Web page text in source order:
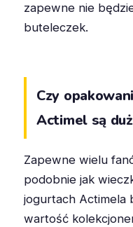
zapewne nie
buteleczek.
Czy
Actimel są
Zapewne wielu
podobnie jak
jogurtach Actimela
wartość